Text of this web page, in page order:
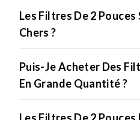
Les Filtres De 2
Chers ?
Puis-Je Acheter Des
En Grande Quantité ?